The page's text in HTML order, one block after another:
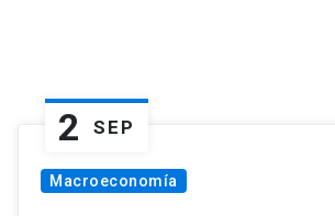
2 SEP
Macroeconomía